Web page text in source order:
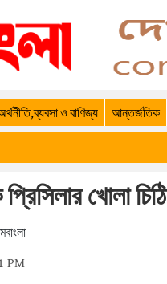
ও বাণিজ্য আন্তর্জতিক
খোলা চিঠি
PM